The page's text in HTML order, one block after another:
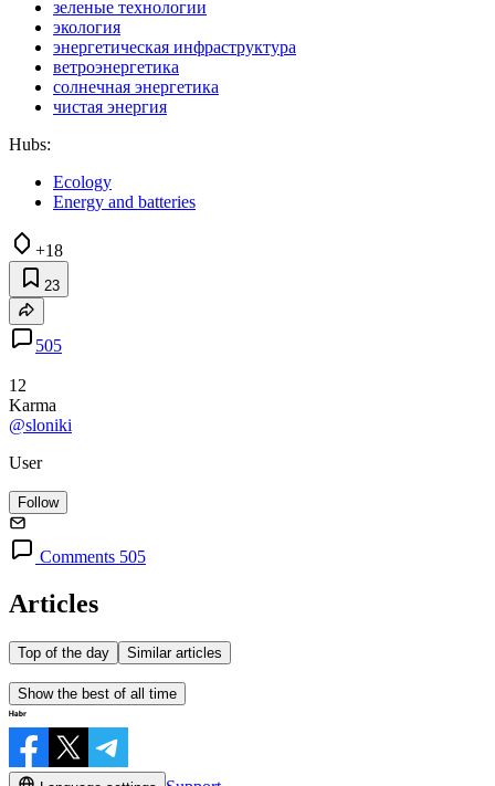
зеленые технологии
экология
энергетическая инфраструктура
ветроэнергетика
солнечная энергетика
чистая энергия
Hubs:
Ecology
Energy and batteries
+18
23
505
12
Karma
@sloniki
User
Follow
Comments 505
Articles
Top of the day Similar articles
Show the best of all time